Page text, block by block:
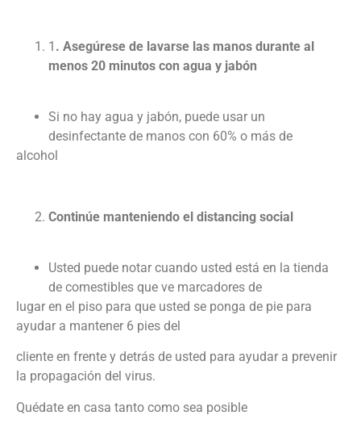
1 . Asegúrese de lavarse las manos durante al
menos 20 minutos con agua y jabón
Si no hay agua y jabón, puede usar un
desinfectante de manos con 60% o más de
alcohol
Continúe manteniendo el distancing social
Usted puede notar cuando usted está en la tienda
de comestibles que ve marcadores de
lugar en el piso para que usted se ponga de pie para
ayudar a mantener 6 pies del
cliente en frente y detrás de usted para ayudar a prevenir
la propagación del virus.
Quédate en casa tanto como sea posible